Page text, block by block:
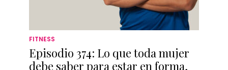
FITNESS
Episodio 374: Lo que toda mujer
debe saber para estar en forma,